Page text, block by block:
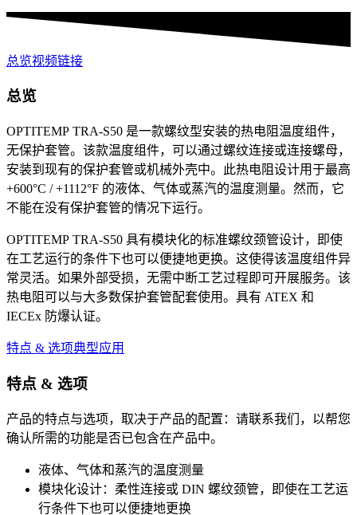
总览视频链接
总览
OPTITEMP TRA-S50 是一款螺纹型安装的热电阻温度组件，
无保护套管。该款温度组件，可以通过螺纹连接或连接螺母，
安装到现有的保护套管或机械外壳中。此热电阻设计用于最高
+600°C / +1112°F 的液体、气体或蒸汽的温度测量。然而，它
不能在没有保护套管的情况下运行。
OPTITEMP TRA-S50 具有模块化的标准螺纹颈管设计，即使
在工艺运行的条件下也可以便捷地更换。这使得该温度组件异
常灵活。如果外部受损，无需中断工艺过程即可开展服务。该
热电阻可以与大多数保护套管配套使用。具有 ATEX 和
IECEx 防爆认证。
特点 & 选项典型应用
特点 & 选项
产品的特点与选项，取决于产品的配置：请联系我们，以帮您
确认所需的功能是否已包含在产品中。
液体、气体和蒸汽的温度测量
模块化设计：柔性连接或 DIN 螺纹颈管，即使在工艺运
行条件下也可以便捷地更换